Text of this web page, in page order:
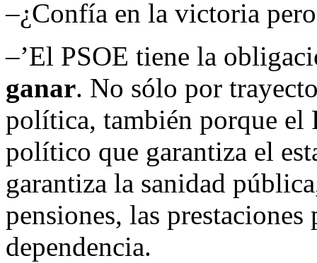
–¿Confía en la victoria
–’El PSOE tiene la
ganar. No sólo por
política, también porque el
político que garantiza el
garantiza la sanidad
pensiones, las
dependencia.